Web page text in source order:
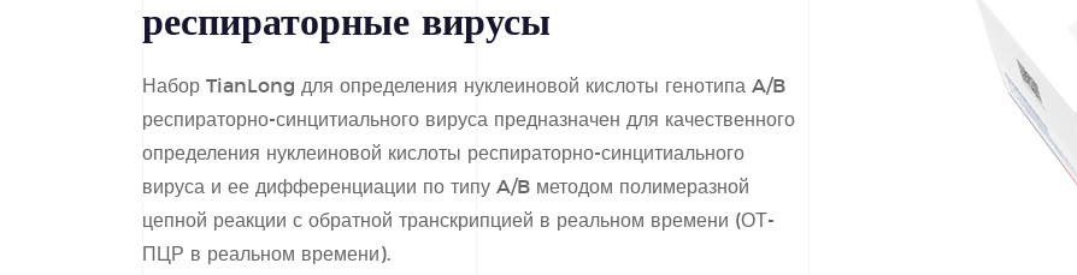
респираторные вирусы
Набор TianLong для определения нуклеиновой кислоты генотипа A/B
респираторно-синцитиального вируса предназначен для качественного
определения нуклеиновой кислоты респираторно-синцитиального
вируса и ее дифференциации по типу A/B методом полимеразной
цепной реакции с обратной транскрипцией в реальном времени (ОТ-
ПЦР в реальном времени).